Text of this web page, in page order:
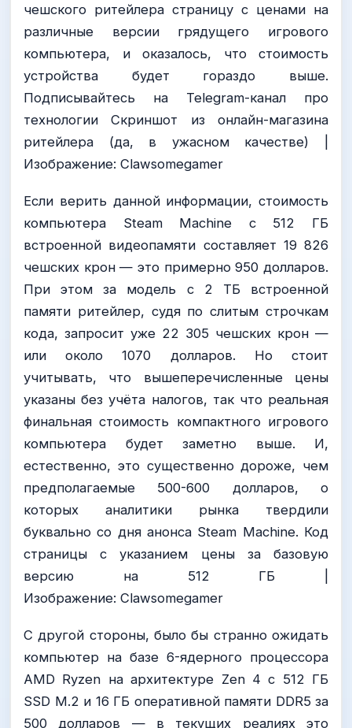
чешского ритейлера страницу с ценами на
различные версии грядущего игрового
компьютера, и оказалось, что стоимость
устройства будет гораздо выше.
Подписывайтесь на Telegram-канал про
технологии Скриншот из онлайн-магазина
ритейлера (да, в ужасном качестве) |
Изображение: Clawsomegamer
Если верить данной информации, стоимость
компьютера Steam Machine с 512 ГБ
встроенной видеопамяти составляет 19 826
чешских крон — это примерно 950 долларов.
При этом за модель с 2 ТБ встроенной
памяти ритейлер, судя по слитым строчкам
кода, запросит уже 22 305 чешских крон —
или около 1070 долларов. Но стоит
учитывать, что вышеперечисленные цены
указаны без учёта налогов, так что реальная
финальная стоимость компактного игрового
компьютера будет заметно выше. И,
естественно, это существенно дороже, чем
предполагаемые 500-600 долларов, о
которых аналитики рынка твердили
буквально со дня анонса Steam Machine. Код
страницы с указанием цены за базовую
версию на 512 ГБ |
Изображение: Clawsomegamer
С другой стороны, было бы странно ожидать
компьютер на базе 6-ядерного процессора
AMD Ryzen на архитектуре Zen 4 с 512 ГБ
SSD M.2 и 16 ГБ оперативной памяти DDR5 за
500 долларов — в текущих реалиях это